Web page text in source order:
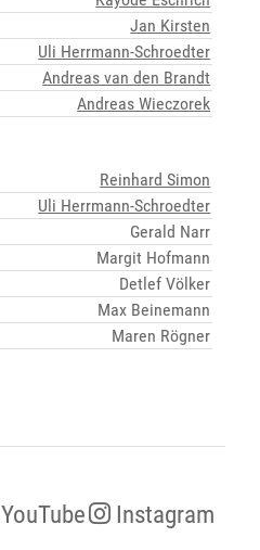
Jan Kirsten
Uli Herrmann-Schroedter
Andreas van den Brandt
Andreas Wieczorek
Reinhard Simon
Uli Herrmann-Schroedter
Gerald Narr
Margit Hofmann
Detlef Völker
Max Beinemann
Maren Rögner
YouTube Instagram